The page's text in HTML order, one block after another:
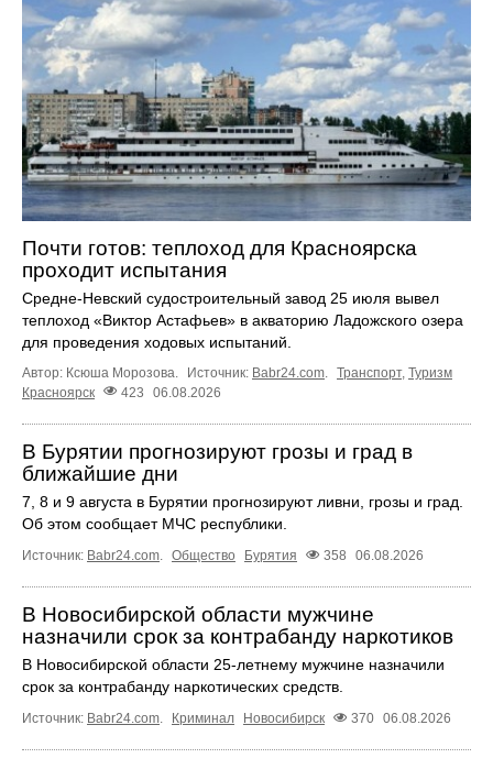
Почти готов: теплоход для Красноярска
проходит испытания
Средне-Невский судостроительный завод 25 июля вывел
теплоход «Виктор Астафьев» в акваторию Ладожского озера
для проведения ходовых испытаний.
Автор: Ксюша Морозова. Источник: Babr24.com. Транспорт, Туризм
Красноярск
423 06.08.2026
В Бурятии прогнозируют грозы и град в
ближайшие дни
7, 8 и 9 августа в Бурятии прогнозируют ливни, грозы и град.
Об этом сообщает МЧС республики.
Источник: Babr24.com Общество Бурятия 358 06.08.2026
В Новосибирской области мужчине
назначили срок за контрабанду наркотиков
В Новосибирской области 25-летнему мужчине назначили
срок за контрабанду наркотических средств.
Источник: Babr24.com Криминал Новосибирск 370 06.08.2026